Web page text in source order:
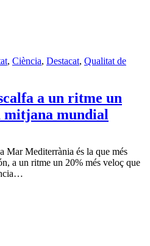
, Ciència, Destacat, Qualitat de
a un ritme un
mitjana mundial
Mediterrània és la que més
a un ritme un 20% més veloç que